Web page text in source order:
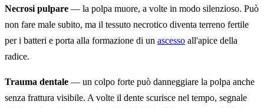
Necrosi pulpare — la polpa muore, a volte in modo silenzioso. Può
non fare male subito, ma il tessuto necrotico diventa terreno fertile
per i batteri e porta alla formazione di un ascesso all'apice della
radice.
Trauma dentale — un colpo forte può danneggiare la polpa anche
senza frattura visibile. A volte il dente scurisce nel tempo, segnale